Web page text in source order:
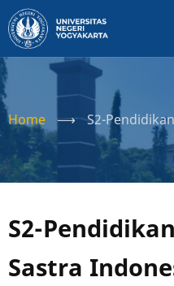
Skip
to
main
content
Home ⟶ S2-
S2-
Sastra